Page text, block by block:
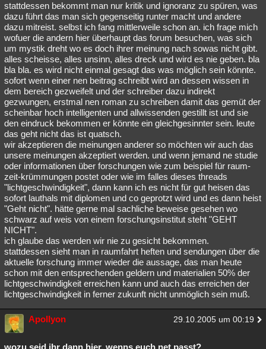
stattdessen bekommt man nur kritik und ignoranz zu spüren, was
dazu führt das man sich gegenseitig runter macht und andere
dazu mitreist. selbst ich fang mittlerweile schon an. ich frage mich
wofuer die andern hier überhaupt das forum besuchen, was sich
um mystik dreht wo es doch ihrer meinung nach sowas nicht gibt.
alles scheisse, alles unsinn, alles dreck und wird es nie geben. bla
bla bla. es wird nicht einmal gesagt das was möglich sein könnte.
sofort wenn einer nen beitrag schreibt wird an dessen wissen in
dem bereich gezweifelt und der schreiber dazu indirekt
gezwungen, erstmal nen roman zu schreiben damit das gemüt der
scheinbar hoch intelligenten und allwissenden gestillt ist und sie
den eindruck bekommen er könnte ein gleichgesinnter sein. leute
das geht nicht das ist quatsch.
wir akzeptieren die meinungen anderer so möchten wir auch das
unsere meinungen akzeptiert werden. und wenn jemand ne studie
oder informationen über forschungen wie zum beispiel für raum-
zeit-krümmungen postet oder wie im falles dieses threads
"lichtgeschwindigkeit", dann kann ich es nicht für gut heisen das
sofort lauthals mit diplomen und co geprotzt wird und es dann heist
"Geht nicht". hätte gerne mal sachliche beweise gesehen wo
schwarz auf weis von einem forschungsinstitut steht "GEHT
NICHT".
ich glaube das werden wir nie zu gesicht bekommen.
stattdessen sieht man in raumfahrt heften und sendungen über die
aktuelle forschung immer wieder die aussage, das man heute
schon mit den entsprechenden geldern und materialien 50% der
lichtgeschwindigkeit erreichen kann und auch das erreichen der
lichtgeschwindigkeit in ferner zukunft nicht unmöglich sein muß.
Apollyon 29.10.2005 um 00:19
wozu seid ihr dann hier, wenns euch net passt?